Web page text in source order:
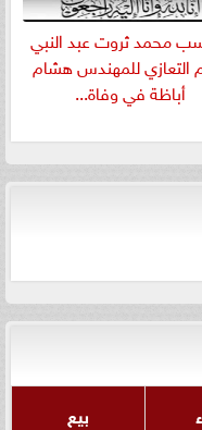
محمد ثروت عبد النبي
التعازي للمهندس هشام
أباظة في وفاة...
بيع